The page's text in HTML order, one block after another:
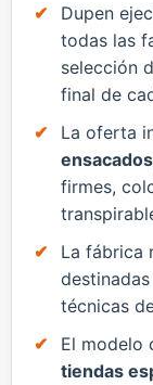
​Dupen
todas las
selección
final de
​La oferta
ensacados
firmes,
​La fábrica
técnicas
​El modelo
tiendas